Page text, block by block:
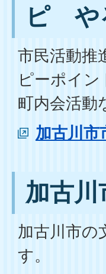
ピ や
市民活動推
ピーポイ
町内会活動
加古川
加古
加古川市の
す。